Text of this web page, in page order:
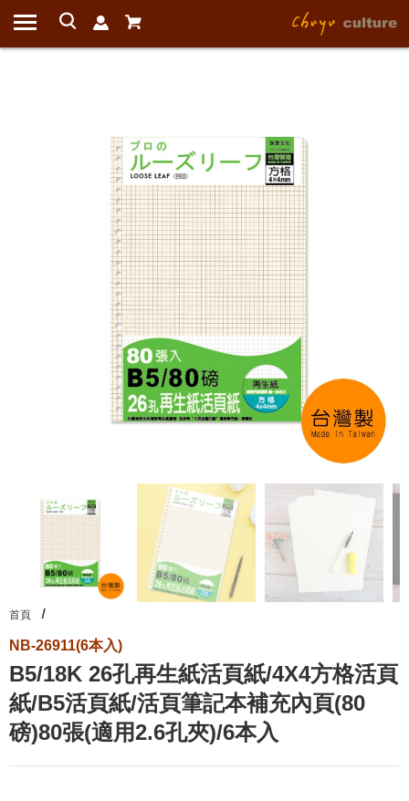
首頁
NB-26911(6本入)
B5/18K 26孔再生紙活頁紙/4X4方格活頁
紙/B5活頁紙/活頁筆記本補充內頁(80
磅)80張(適用2.6孔夾)/6本入